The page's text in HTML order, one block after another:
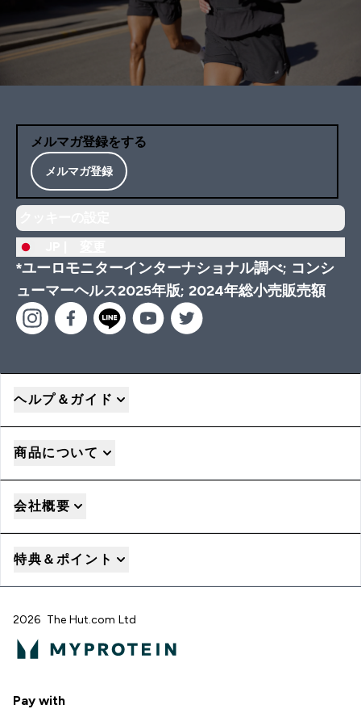
メルマガ登録をする
メルマガ登録
*ユーロモニターインターナショナル調べ; コンシ
ューマーヘルス2025年版; 2024年総小売販売額
ヘルプ＆ガイド
商品について
会社概要
特典＆ポイント
2026 The Hut.com Ltd
Pay with